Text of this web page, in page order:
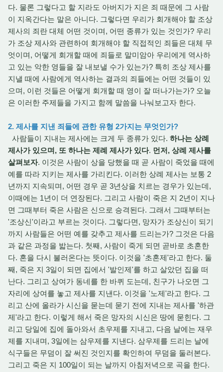
다. 물론 그렇다고 할 지라도 아버지가 지은 죄 때문에 그 사람
이 지옥간다는 말은 아니다. 그렇다면 우리가 회개해야 할 조상
제사의 죄란 대체 어떤 것이며, 어떤 종류가 있는 것인가? 우리
가 조상 제사와 관련하여 회개해야 할 직접적인 죄들은 대체 무
엇이며, 어떻게 회개할 때에 죄들로 말미암아 우리에게 역사하
고 있는 악한 영들을 잘 내보낼 수가 있는가? 특히 조상 제사를
지낼 때에 사람에게 역사하는 결과의 죄들에는 어떤 것들이 있
으며, 이런 것들은 어떻게 회개할 때 영이 잘 떠나가는가? 오늘
은 이러한 주제들을 가지고 함께 말씀을 나눠보고자 한다.
2. 제사를 지낸 죄들에 관한 유형 2가지는 무엇인가?
사람들이 지내는 제사에는 크게 두 종류가 있다. 하나는 상례
제사가 있으며, 또 하나는 제례 제사가 있다. 먼저, 상례 제사를
살펴보자. 이것은 사람이 상을 당했을 때 곧 사람이 죽었을 때에
예를 따라 지키는 제사를 가리킨다. 이러한 상례 제사는 보통 2
년까지 지속되며, 어떤 경우 곧 3년상을 치르는 경우가 있는데,
이때에는 1년이 더 연장된다. 그리고 사람이 죽은 지 2년이 지나
면 그때부터 죽은 사람은 신으로 승격된다. 그래서 그때부터는
'조상신'이라고 부르는 것이다. 그렇다면, 망자가 조상신이 되기
까지 사람들은 어떤 예를 갖추고 제사를 드리는가? 그것은 다음
과 같은 과정을 밟는다. 첫째, 사람이 죽게 되면 곧바로 초혼한
다. 혼을 다시 불러온다는 뜻이다. 이것을 '초혼제'라고 한다. 둘
째, 죽은 지 3일이 되면 집에서 '발인제'를 하고 살았던 집을 떠
난다. 그리고 상여가 동네를 한 바퀴 도는데, 친구가 나오면 그
자리에 상여를 놓고 제사를 지낸다. 이것을 '노제'라고 한다. 그
리고 산에 올라가 시신을 묻는데 묻기 전에 지내는 제사를 '하관
제'라고 한다. 이렇게 해서 죽은 망자의 시신은 땅에 묻힌다. 그
리고 당일에 집에 돌아와서 초우제를 지내고, 다음 날에는 재우
제를 지내며, 3일에는 삼우제를 지낸다. 삼우제를 드리는 날에
식구들은 무덤이 잘 써진 것인지를 확인하여 무덤을 둘러본다.
그리고 죽은 지 100일이 되는 날까지 아침저녁으로 곡을 한다.